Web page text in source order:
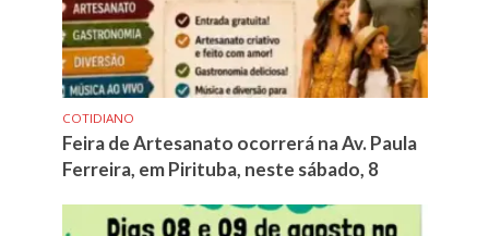
COTIDIANO
Feira de Artesanato ocorrerá na Av. Paula
Ferreira, em Pirituba, neste sábado, 8